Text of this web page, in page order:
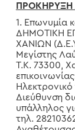
ΠΡΟΚΗΡΥΞΗ
1. Επωνυμία
ΔΗΜΟΤΙΚΗ
ΧΑΝΙΩΝ
Μεγίστης
Τ.Κ. 73300,
Διεύθυνση
υπάλληλος
τηλ.